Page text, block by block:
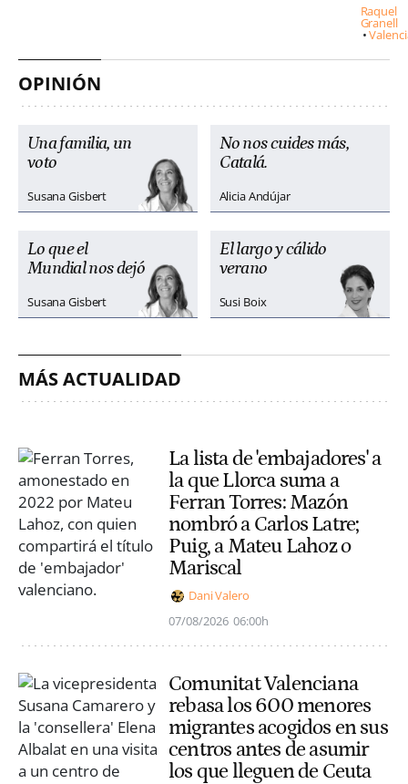
Raquel
Granell
OPINIÓN
Una familia, un
voto
Susana Gisbert
No nos cuides más,
Catalá.
Alicia Andújar
Lo que el
Mundial nos dejó
Susana Gisbert
El largo y cálido
verano
Susi Boix
MÁS ACTUALIDAD
La lista de 'embajadores' a
la que Llorca suma a
Ferran Torres: Mazón
nombró a Carlos Latre;
Puig, a Mateu Lahoz o
Mariscal
Dani Valero
07/08/2026 06:00h
Comunitat Valenciana
rebasa los 600 menores
migrantes acogidos en sus
centros antes de asumir
los que lleguen de Ceuta